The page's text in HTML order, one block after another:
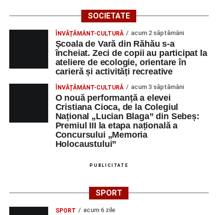
SOCIETATE
ÎNVĂȚĂMÂNT-CULTURĂ acum 2 săptămâni
Școala de Vară din Răhău s-a
încheiat. Zeci de copii au participat la
ateliere de ecologie, orientare în
carieră și activități recreative
ÎNVĂȚĂMÂNT-CULTURĂ acum 3 săptămâni
O nouă performanță a elevei
Cristiana Cioca, de la Colegiul
Național „Lucian Blaga” din Sebeș:
Premiul III la etapa națională a
Concursului „Memoria
Holocaustului”
PUBLICITATE
SPORT
SPORT acum 6 zile